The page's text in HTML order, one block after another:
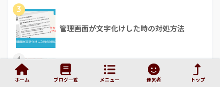
3
管理画面が文字化けした時の対処方法
4
尋常性白斑その後⑦4年かけて手の甲の白斑
は、ほぼ治ったよ！
ホーム ブログ一覧 メニュー 運営者 トップ